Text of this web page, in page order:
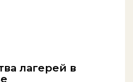
лагерей в